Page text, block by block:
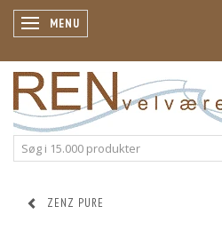
SKIFTE NAVIGATION
MENU
ZENZ PURE